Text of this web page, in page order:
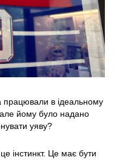
працювали в ідеальному
йому було надано
уяву?
інстинкт. Це має бути